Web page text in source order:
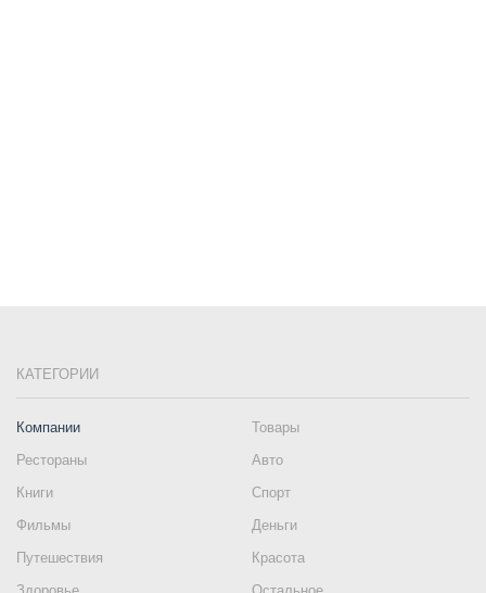
КАТЕГОРИИ
Компании
Товары
Рестораны
Авто
Книги
Спорт
Фильмы
Деньги
Путешествия
Красота